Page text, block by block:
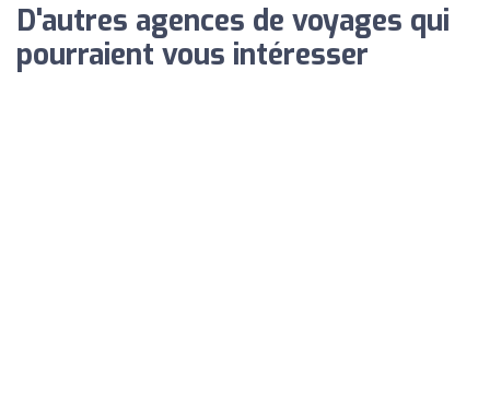
D'autres agences de voyages qui
pourraient vous intéresser